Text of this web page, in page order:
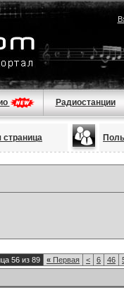
Радиостанции
страница
56 из 89 « Первая < 6 46